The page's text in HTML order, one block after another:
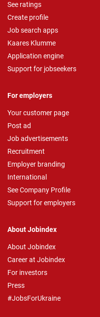
See ratings
Create profile
Job search apps
Kaares Klumme
Application engine
Support for jobseekers
For employers
Your customer page
Post ad
Job advertisements
Recruitment
Employer branding
International
See Company Profile
Support for employers
About Jobindex
About Jobindex
Career at Jobindex
For investors
Press
#JobsForUkraine